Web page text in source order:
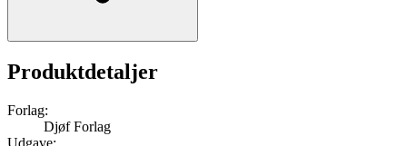
Produktdetaljer
Forlag:
Djøf Forlag
Udgave: